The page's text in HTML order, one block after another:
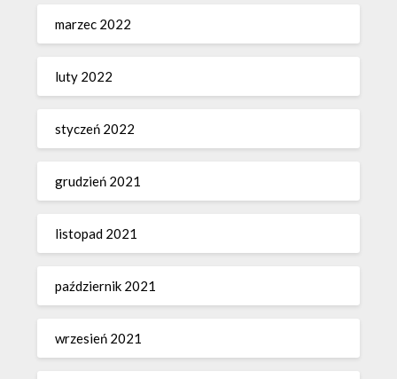
marzec 2022
luty 2022
styczeń 2022
grudzień 2021
listopad 2021
październik 2021
wrzesień 2021